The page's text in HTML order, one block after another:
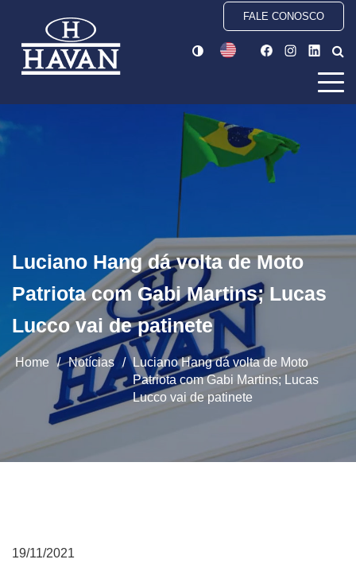
FALE CONOSCO
Luciano Hang dá volta de Moto
Patriota com Gabi Martins; Lucas
Lucco vai de patinete
Home / Notícias / Luciano Hang dá volta de Moto
Patriota com Gabi Martins; Lucas
Lucco vai de patinete
19/11/2021